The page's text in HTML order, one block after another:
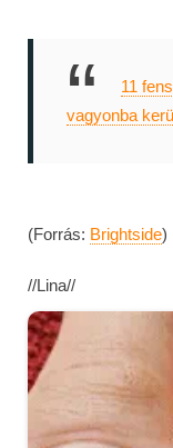
11
vagyonba
(Forrás: Brightside)
//Lina//